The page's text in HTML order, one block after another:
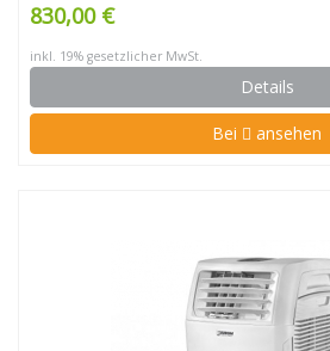
830,00 €
inkl. 19% gesetzlicher MwSt.
Details
Bei ansehen